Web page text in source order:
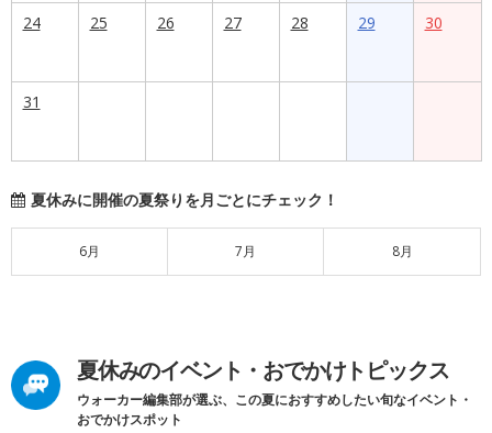
24 25 26 27 28 29 30
31
夏休みに開催の夏祭りを月ごとにチェック！
6月 7月 8月
夏休みのイベント・おでかけトピックス
ウォーカー編集部が選ぶ、この夏におすすめしたい旬なイベント・
おでかけスポット